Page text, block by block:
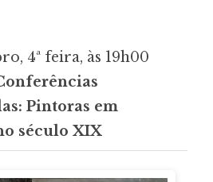
4ª feira, às 19h00
Pintoras em
século XIX